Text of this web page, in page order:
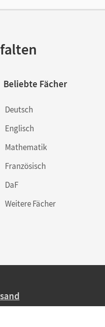
Beliebte Fächer
Deutsch
Englisch
Mathematik
Französisch
DaF
Weitere Fächer